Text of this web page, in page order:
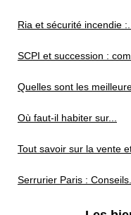
Ria et sécurité incendie :...
SCPI et succession :
Quelles sont les
Où faut-il habiter sur...
Tout savoir sur la vente
Serrurier Paris : Conseils...